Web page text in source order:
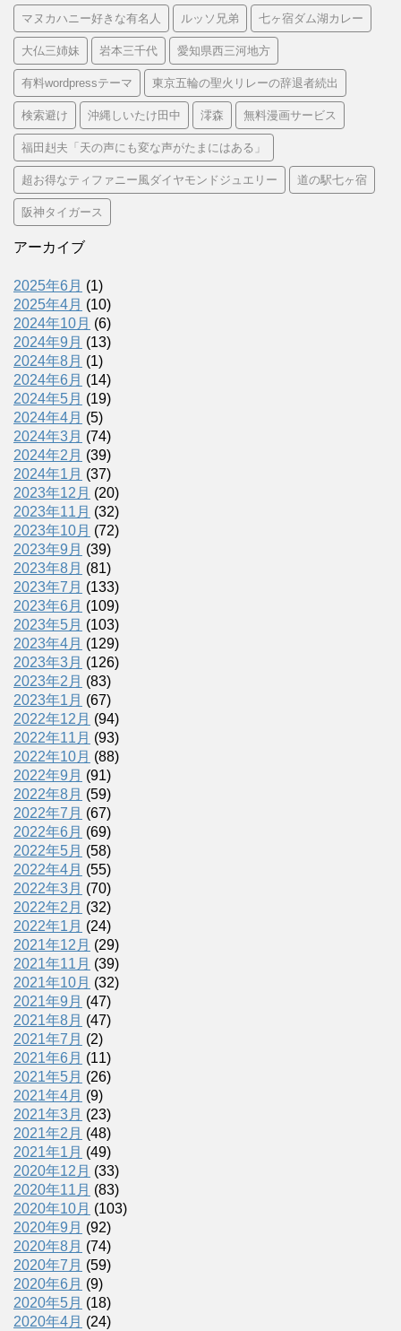
マヌカハニー好きな有名人 ルッソ兄弟 七ヶ宿ダム湖カレー
大仏三姉妹 岩本三千代 愛知県西三河地方
有料wordpressテーマ 東京五輪の聖火リレーの辞退者続出
検索避け 沖縄しいたけ田中 澪森 無料漫画サービス
福田赳夫「天の声にも変な声がたまにはある」
超お得なティファニー風ダイヤモンドジュエリー 道の駅七ヶ宿
阪神タイガース
アーカイブ
2025年6月 (1)
2025年4月 (10)
2024年10月 (6)
2024年9月 (13)
2024年8月 (1)
2024年6月 (14)
2024年5月 (19)
2024年4月 (5)
2024年3月 (74)
2024年2月 (39)
2024年1月 (37)
2023年12月 (20)
2023年11月 (32)
2023年10月 (72)
2023年9月 (39)
2023年8月 (81)
2023年7月 (133)
2023年6月 (109)
2023年5月 (103)
2023年4月 (129)
2023年3月 (126)
2023年2月 (83)
2023年1月 (67)
2022年12月 (94)
2022年11月 (93)
2022年10月 (88)
2022年9月 (91)
2022年8月 (59)
2022年7月 (67)
2022年6月 (69)
2022年5月 (58)
2022年4月 (55)
2022年3月 (70)
2022年2月 (32)
2022年1月 (24)
2021年12月 (29)
2021年11月 (39)
2021年10月 (32)
2021年9月 (47)
2021年8月 (47)
2021年7月 (2)
2021年6月 (11)
2021年5月 (26)
2021年4月 (9)
2021年3月 (23)
2021年2月 (48)
2021年1月 (49)
2020年12月 (33)
2020年11月 (83)
2020年10月 (103)
2020年9月 (92)
2020年8月 (74)
2020年7月 (59)
2020年6月 (9)
2020年5月 (18)
2020年4月 (24)